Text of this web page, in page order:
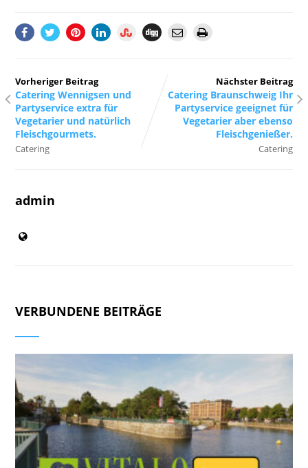
Vorheriger Beitrag
Catering Wennigsen und
Partyservice extra für
Vegetarier und natürlich
Fleischgourmets.
Catering
Nächster Beitrag
Catering Braunschweig Ihr
Partyservice geeignet für
Vegetarier aber ebenso
Fleischgenießer.
Catering
admin
VERBUNDENE BEITRÄGE